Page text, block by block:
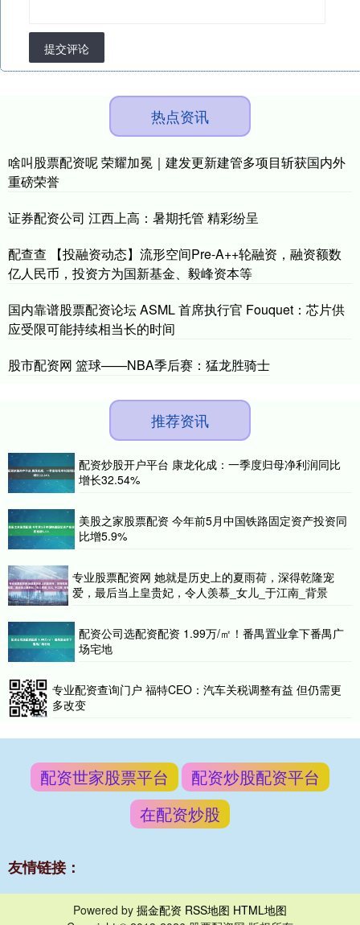
提交评论
热点资讯
啥叫股票配资呢 荣耀加冕｜建发更新建管多项目斩获国内外
重磅荣誉
证券配资公司 江西上高：暑期托管 精彩纷呈
配查查 【投融资动态】流形空间Pre-A++轮融资，融资额数
亿人民币，投资方为国新基金、毅峰资本等
国内靠谱股票配资论坛 ASML 首席执行官 Fouquet：芯片供
应受限可能持续相当长的时间
股市配资网 篮球——NBA季后赛：猛龙胜骑士
推荐资讯
配资炒股开户平台 康龙化成：一季度归母净利润同比
增长32.54%
美股之家股票配资 今年前5月中国铁路固定资产投资同
比增5.9%
专业股票配资网 她就是历史上的夏雨荷，深得乾隆宠
爱，最后当上皇贵妃，令人羡慕_女儿_于江南_背景
配资公司选配资配资 1.99万/㎡！番禺置业拿下番禺广
场宅地
专业配资查询门户 福特CEO：汽车关税调整有益 但仍需更
多改变
配资世家股票平台
配资炒股配资平台
在配资炒股
友情链接：
Powered by 掘金配资 RSS地图 HTML地图